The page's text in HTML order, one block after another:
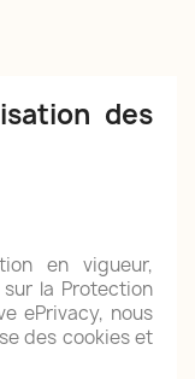
des
en vigueur,
la Protection
ePrivacy, nous
des cookies et